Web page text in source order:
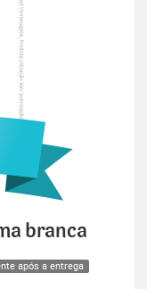
branca
após a entrega